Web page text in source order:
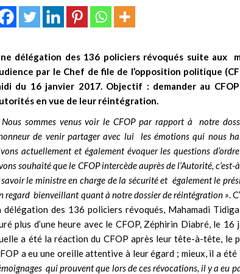
délégation des 136 policiers révoqués suite aux
par le Chef de file de l’opposition politique
du 16 janvier 2017. Objectif : demander au
en vue de leur réintégration.
Nous sommes venus voir le CFOP par rapport à notre
de venir partager avec lui les émotions qui nous
actuellement et également évoquer les questions
souhaité que le CFOP intercède auprès de l’Autorité,
le ministre en charge de la sécurité et également le
regard bienveillant quant à notre dossier de réintégration ».
délégation des 136 policiers révoqués, Mahamadi
plus d’une heure avec le CFOP, Zéphirin Diabré, le
a été la réaction du CFOP après leur tête-à-tête, le
a eu une oreille attentive à leur égard ; mieux, il a été
qui prouvent que lors de ces révocations, il y a eu